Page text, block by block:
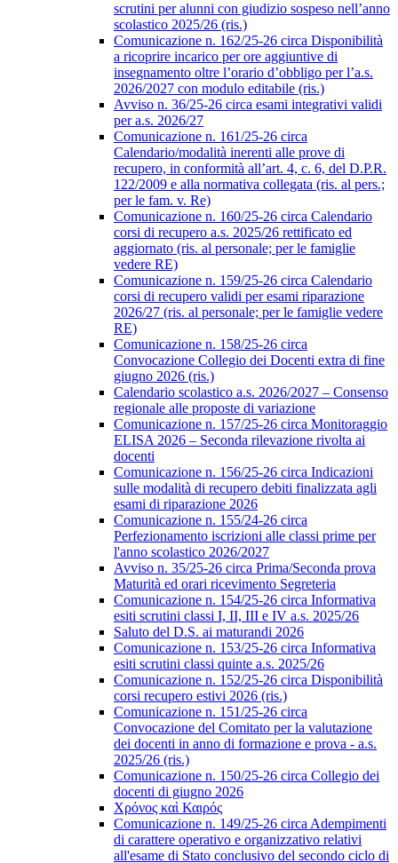
scrutini per alunni con giudizio sospeso nell’anno
scolastico 2025/26 (ris.)
Comunicazione n. 162/25-26 circa Disponibilità
a ricoprire incarico per ore aggiuntive di
insegnamento oltre l’orario d’obbligo per l’a.s.
2026/2027 con modulo editabile (ris.)
Avviso n. 36/25-26 circa esami integrativi validi
per a.s. 2026/27
Comunicazione n. 161/25-26 circa
Calendario/modalità inerenti alle prove di
recupero, in conformità all’art. 4, c. 6, del D.P.R.
122/2009 e alla normativa collegata (ris. al pers.;
per le fam. v. Re)
Comunicazione n. 160/25-26 circa Calendario
corsi di recupero a.s. 2025/26 rettificato ed
aggiornato (ris. al personale; per le famiglie
vedere RE)
Comunicazione n. 159/25-26 circa Calendario
corsi di recupero validi per esami riparazione
2026/27 (ris. al personale; per le famiglie vedere
RE)
Comunicazione n. 158/25-26 circa
Convocazione Collegio dei Docenti extra di fine
giugno 2026 (ris.)
Calendario scolastico a.s. 2026/2027 – Consenso
regionale alle proposte di variazione
Comunicazione n. 157/25-26 circa Monitoraggio
ELISA 2026 – Seconda rilevazione rivolta ai
docenti
Comunicazione n. 156/25-26 circa Indicazioni
sulle modalità di recupero debiti finalizzata agli
esami di riparazione 2026
Comunicazione n. 155/24-26 circa
Perfezionamento iscrizioni alle classi prime per
l'anno scolastico 2026/2027
Avviso n. 35/25-26 circa Prima/Seconda prova
Maturità ed orari ricevimento Segreteria
Comunicazione n. 154/25-26 circa Informativa
esiti scrutini classi I, II, III e IV a.s. 2025/26
Saluto del D.S. ai maturandi 2026
Comunicazione n. 153/25-26 circa Informativa
esiti scrutini classi quinte a.s. 2025/26
Comunicazione n. 152/25-26 circa Disponibilità
corsi recupero estivi 2026 (ris.)
Comunicazione n. 151/25-26 circa
Convocazione del Comitato per la valutazione
dei docenti in anno di formazione e prova - a.s.
2025/26 (ris.)
Comunicazione n. 150/25-26 circa Collegio dei
docenti di giugno 2026
Χρόνος καὶ Καιρός
Comunicazione n. 149/25-26 circa Adempimenti
di carattere operativo e organizzativo relativi
all'esame di Stato conclusivo del secondo ciclo di